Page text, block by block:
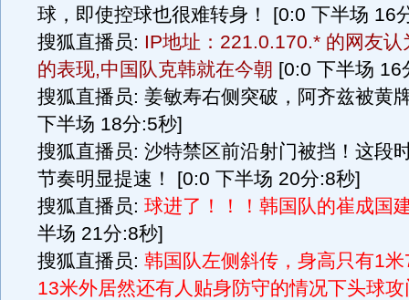
球，即使控球也很难转身！ [0:0 下半场 16
搜狐直播员: IP地址：221.0.170.* 的网友认
的表现,中国队克韩就在今朝 [0:0 下半场 16
搜狐直播员: 姜敏寿右侧突破，阿齐兹被黄
下半场 18分:5秒]
搜狐直播员: 沙特禁区前沿射门被挡！这段
节奏明显提速！ [0:0 下半场 20分:8秒]
搜狐直播员: 球进了！！！韩国队的崔成国
半场 21分:8秒]
搜狐直播员: 韩国队左侧斜传，身高只有1
13米外居然还有人贴身防守的情况下头球